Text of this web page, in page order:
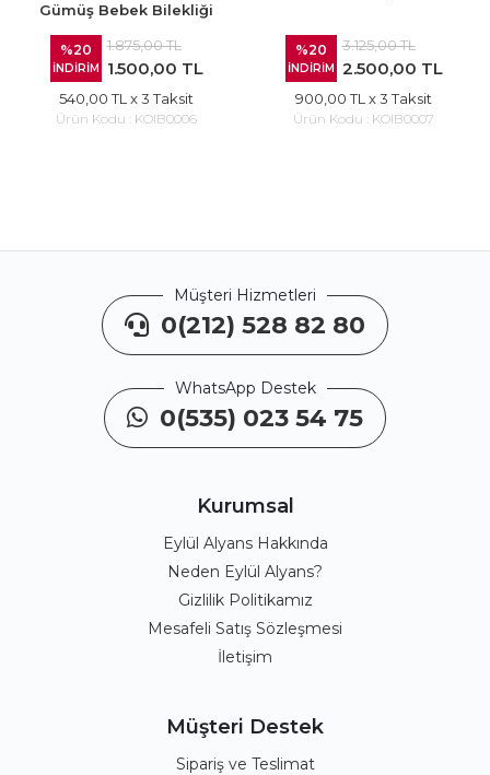
Gümüş Bebek Bilekliği
%20
İNDİRİM
1.875,00 TL
1.500,00 TL
540,00 TL x 3 Taksit
Ürün Kodu : KOIB0006
%20
İNDİRİM
3.125,00 TL
2.500,00 TL
900,00 TL x 3 Taksit
Ürün Kodu : KOIB0007
Müşteri Hizmetleri
0(212) 528 82 80
WhatsApp Destek
0(535) 023 54 75
Kurumsal
Eylül Alyans Hakkında
Neden Eylül Alyans?
Gizlilik Politikamız
Mesafeli Satış Sözleşmesi
İletişim
Müşteri Destek
Sipariş ve Teslimat